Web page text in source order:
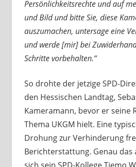
Persönlichkeitsrechte und auf
und Bild und bitte Sie, diese
auszumachen, untersage eine
und werde [mir] bei
Schritte vorbehalten.“
So drohte der jetzige SPD-
den Hessischen Landtag,
Kameramann, bevor er seine
Thema UKGM hielt. Eine
Drohung zur Verhinderung
Berichterstattung. Genau das